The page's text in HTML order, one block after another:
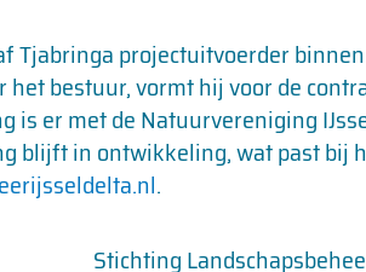
Tjabringa projectuitvoerder
bestuur, vormt hij voor de
is er met de Natuurvereniging
blijft in ontwikkeling, wat past bij
.
Landschapsbeheer